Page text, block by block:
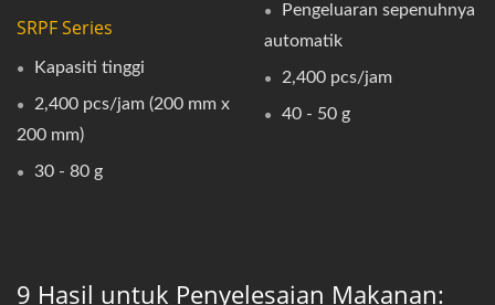
SRPF Series
Kapasiti tinggi
2,400 pcs/jam (200 mm x
200 mm)
30 - 80 g
Pengeluaran sepenuhnya
automatik
2,400 pcs/jam
40 - 50 g
9 Hasil untuk Penyelesaian Makanan: